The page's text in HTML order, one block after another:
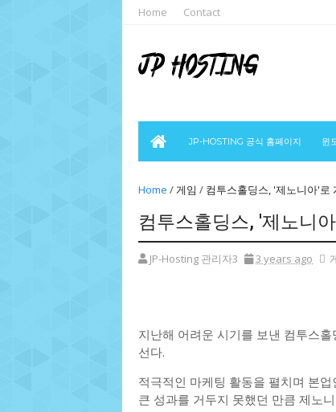
Home Contact
JP-HOSTING 공식 홈페이지 윈
Home /게임 / 컴투스홀딩스, '제노니아'로
컴투스홀딩스, '제노니
JP-Hosting 관리자3 3 years ago
지난해 어려운 시기를 보낸 컴투스
선다.
적극적인 마케팅 활동을 펼치며 본
큰 성과를 거두지 못했던 만큼 제노